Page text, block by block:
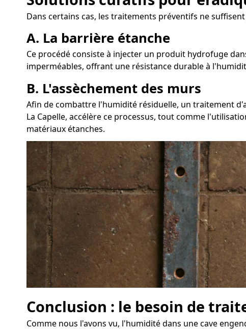
Dans certains cas, les traitements préventifs ne
A. La barrière étanche
Ce procédé consiste à injecter un produit hydrofuge
imperméables, offrant une résistance durable à
B. L'assèchement des murs
Afin de combattre l'humidité résiduelle, un traitement
La Capelle, accélère ce processus, tout comme
matériaux étanches.
Conclusion : le besoin de
Comme nous l'avons vu, l'humidité dans une cave